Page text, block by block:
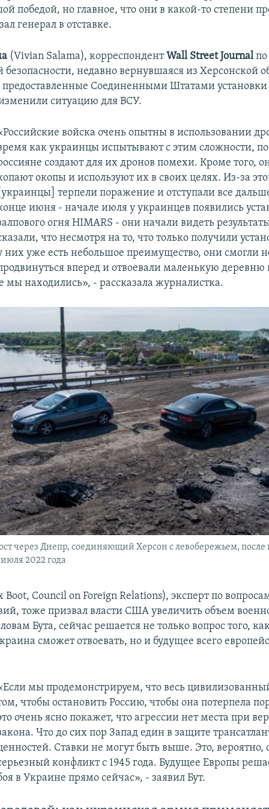
победой, но главное, что они в какой-то степени
генерал в отставке.
(Vivian Salama), корреспондентWall Street Journalпо
недавно вернувшаяся из Херсонской
предоставленные Соединенными Штатами
ситуацию для ВСУ.
войска очень опытны в использовании
как украинцы испытывают с этим сложности,
создают для их дронов помехи. Кроме того,
окопы и используют их в своих целях. Из-за
терпели поражение и отступали все
июня - начале июля у украинцев появились
огня HIMARS - они начали видеть
что несмотря на то, что только получили
них уже есть небольшое преимущество, они смогли
вперед и отвоевали маленькую деревню
мы находились», - рассказала журналистка.
через Днепр, соединяющий Херсон с левобережьем, после
2022 года
Council on Foreign Relations), эксперт по
тоже призвал власти США увеличить объем
Бута, сейчас решается не только вопрос того,
сможет отвоевать, но и будущее всего
мы продемонстрируем, что весь
чтобы остановить Россию, чтобы она потерпела
очень ясно покажет, что агрессии нет места при
Что до сих пор Запад един в защите
Ставки не могут быть выше. Это, вероятно,
конфликт с 1945 года. Будущее Европы
в Украине прямо сейчас», - заявил Бут.